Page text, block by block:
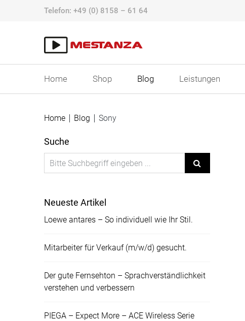
Telefon: +49 (0) 8158 – 61 64
Home Shop Blog Leistungen
Home Blog Sony
Suche
Neueste Artikel
Loewe antares – So individuell wie Ihr Stil.
Mitarbeiter für Verkauf (m/w/d) gesucht.
Der gute Fernsehton – Sprachverständlichkeit
verstehen und verbessern
PIEGA – Expect More – ACE Wireless Serie